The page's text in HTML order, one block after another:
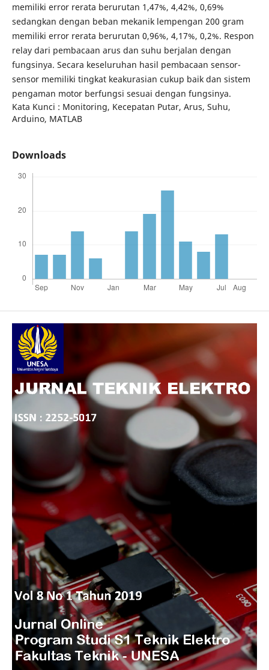
memiliki error rerata berurutan 1,47%, 4,42%, 0,69%
sedangkan dengan beban mekanik lempengan 200 gram
memiliki error rerata berurutan 0,96%, 4,17%, 0,2%. Respon
relay dari pembacaan arus dan suhu berjalan dengan
fungsinya. Secara keseluruhan hasil pembacaan sensor-
sensor memiliki tingkat keakurasian cukup baik dan sistem
pengaman motor berfungsi sesuai dengan fungsinya.
Kata Kunci : Monitoring, Kecepatan Putar, Arus, Suhu,
Arduino, MATLAB
Downloads